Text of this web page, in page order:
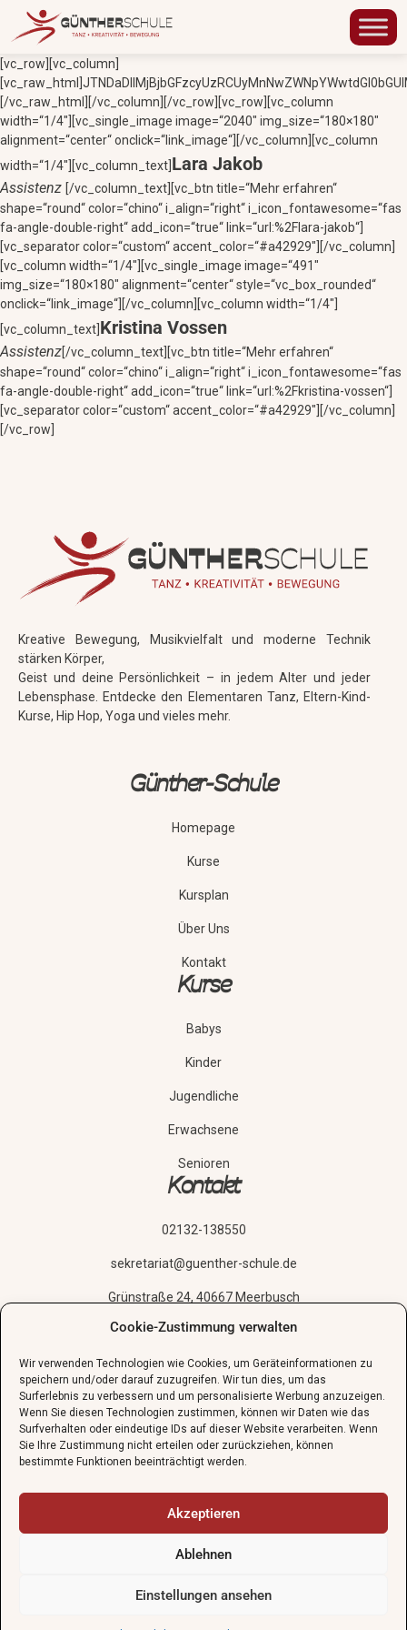
Die Günther-Schule wünscht allen Schülerinnen und Schülern
Cookie-Zustimmung verwalten
Wir verwenden Technologien wie Cookies, um Geräteinformationen zu
speichern und/oder darauf zuzugreifen. Wir tun dies, um das
Surferlebnis zu verbessern und um personalisierte Werbung anzuzeigen.
Wenn Sie diesen Technologien zustimmen, können wir Daten wie das
Surfverhalten oder eindeutige IDs auf dieser Website verarbeiten. Wenn
Sie Ihre Zustimmung nicht erteilen oder zurückziehen, können
bestimmte Funktionen beeinträchtigt werden.
Akzeptieren
Ablehnen
Einstellungen ansehen
[vc_row][vc_column]
[/vc_raw_html][/vc_column][/vc_row][vc_row][vc_column
width=“1/4″][vc_single_image image=“2040″ img_size=“180×180″
alignment=“center“ onclick=“link_image“][/vc_column][vc_column
width=“1/4″][vc_column_text] Lara Jakob
Assistenz [/vc_column_text][vc_btn title=“Mehr erfahren“
shape=“round“ color=“chino“ i_align=“right“ i_icon_fontawesome=“fas
fa-angle-double-right“ add_icon=“true“ link=“url:%2Flara-jakob“]
[vc_separator color=“custom“ accent_color=“#a42929″][/vc_column]
[vc_column width=“1/4″][vc_single_image image=“491″
img_size=“180×180″ alignment=“center“ style=“vc_box_rounded“
onclick=“link_image“][/vc_column][vc_column width=“1/4″]
[vc_column_text] Kristina Vossen
Assistenz[/vc_column_text][vc_btn title=“Mehr erfahren“
shape=“round“ color=“chino“ i_align=“right“ i_icon_fontawesome=“fas
fa-angle-double-right“ add_icon=“true“ link=“url:%2Fkristina-vossen“]
[vc_separator color=“custom“ accent_color=“#a42929″][/vc_column]
[/vc_row]
Kreative Bewegung, Musikvielfalt und moderne Technik
stärken Körper,
Geist und deine Persönlichkeit – in jedem Alter und jeder
Lebensphase. Entdecke den Elementaren Tanz, Eltern-Kind-
Kurse, Hip Hop, Yoga und vieles mehr.
Günther-Schule
Homepage
Kurse
Kursplan
Über Uns
Kontakt
Kurse
Babys
Kinder
Jugendliche
Erwachsene
Senioren
Kontakt
02132-138550
sekretariat@guenther-schule.de
Grünstraße 24, 40667 Meerbusch
Schnupperstunde vereinbaren
Datenschutzerklärung
©2026Günther-Schule Meerbusch GbR. Alle Rechte